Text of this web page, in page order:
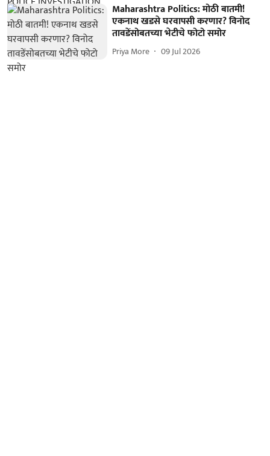
Maharashtra Politics: मोठी बातमी!
एकनाथ खडसे घरवापसी करणार? विनोद
तावडेंसोबतच्या भेटीचे फोटो समोर
Priya More 09 Jul 2026